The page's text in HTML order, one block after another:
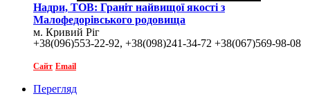
Надри, ТОВ: Граніт найвищої якості з
Малофедорівського родовища
м. Кривий Ріг
+38(096)553-22-92, +38(098)241-34-72 +38(067)569-98-08
Сайт Email
Перегляд